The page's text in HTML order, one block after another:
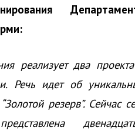
реализует два
Речь идет об
резерв”. Сейчас